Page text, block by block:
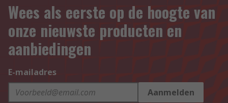
Wees als eerste op de hoogte van
onze nieuwste producten en
aanbiedingen
E-mailadres
Aanmelden